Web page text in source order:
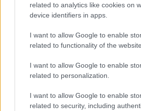
related to analytics like cookies on
device identifiers in apps.
I want to allow Google to enable
related to functionality of the
I want to allow Google to enable
related to personalization.
I want to allow Google to enable
related to security, including
Στην Κατηγορία:ΠΑΙΔΕΙΑ
ΔΙΑΒΑΣΤΕ